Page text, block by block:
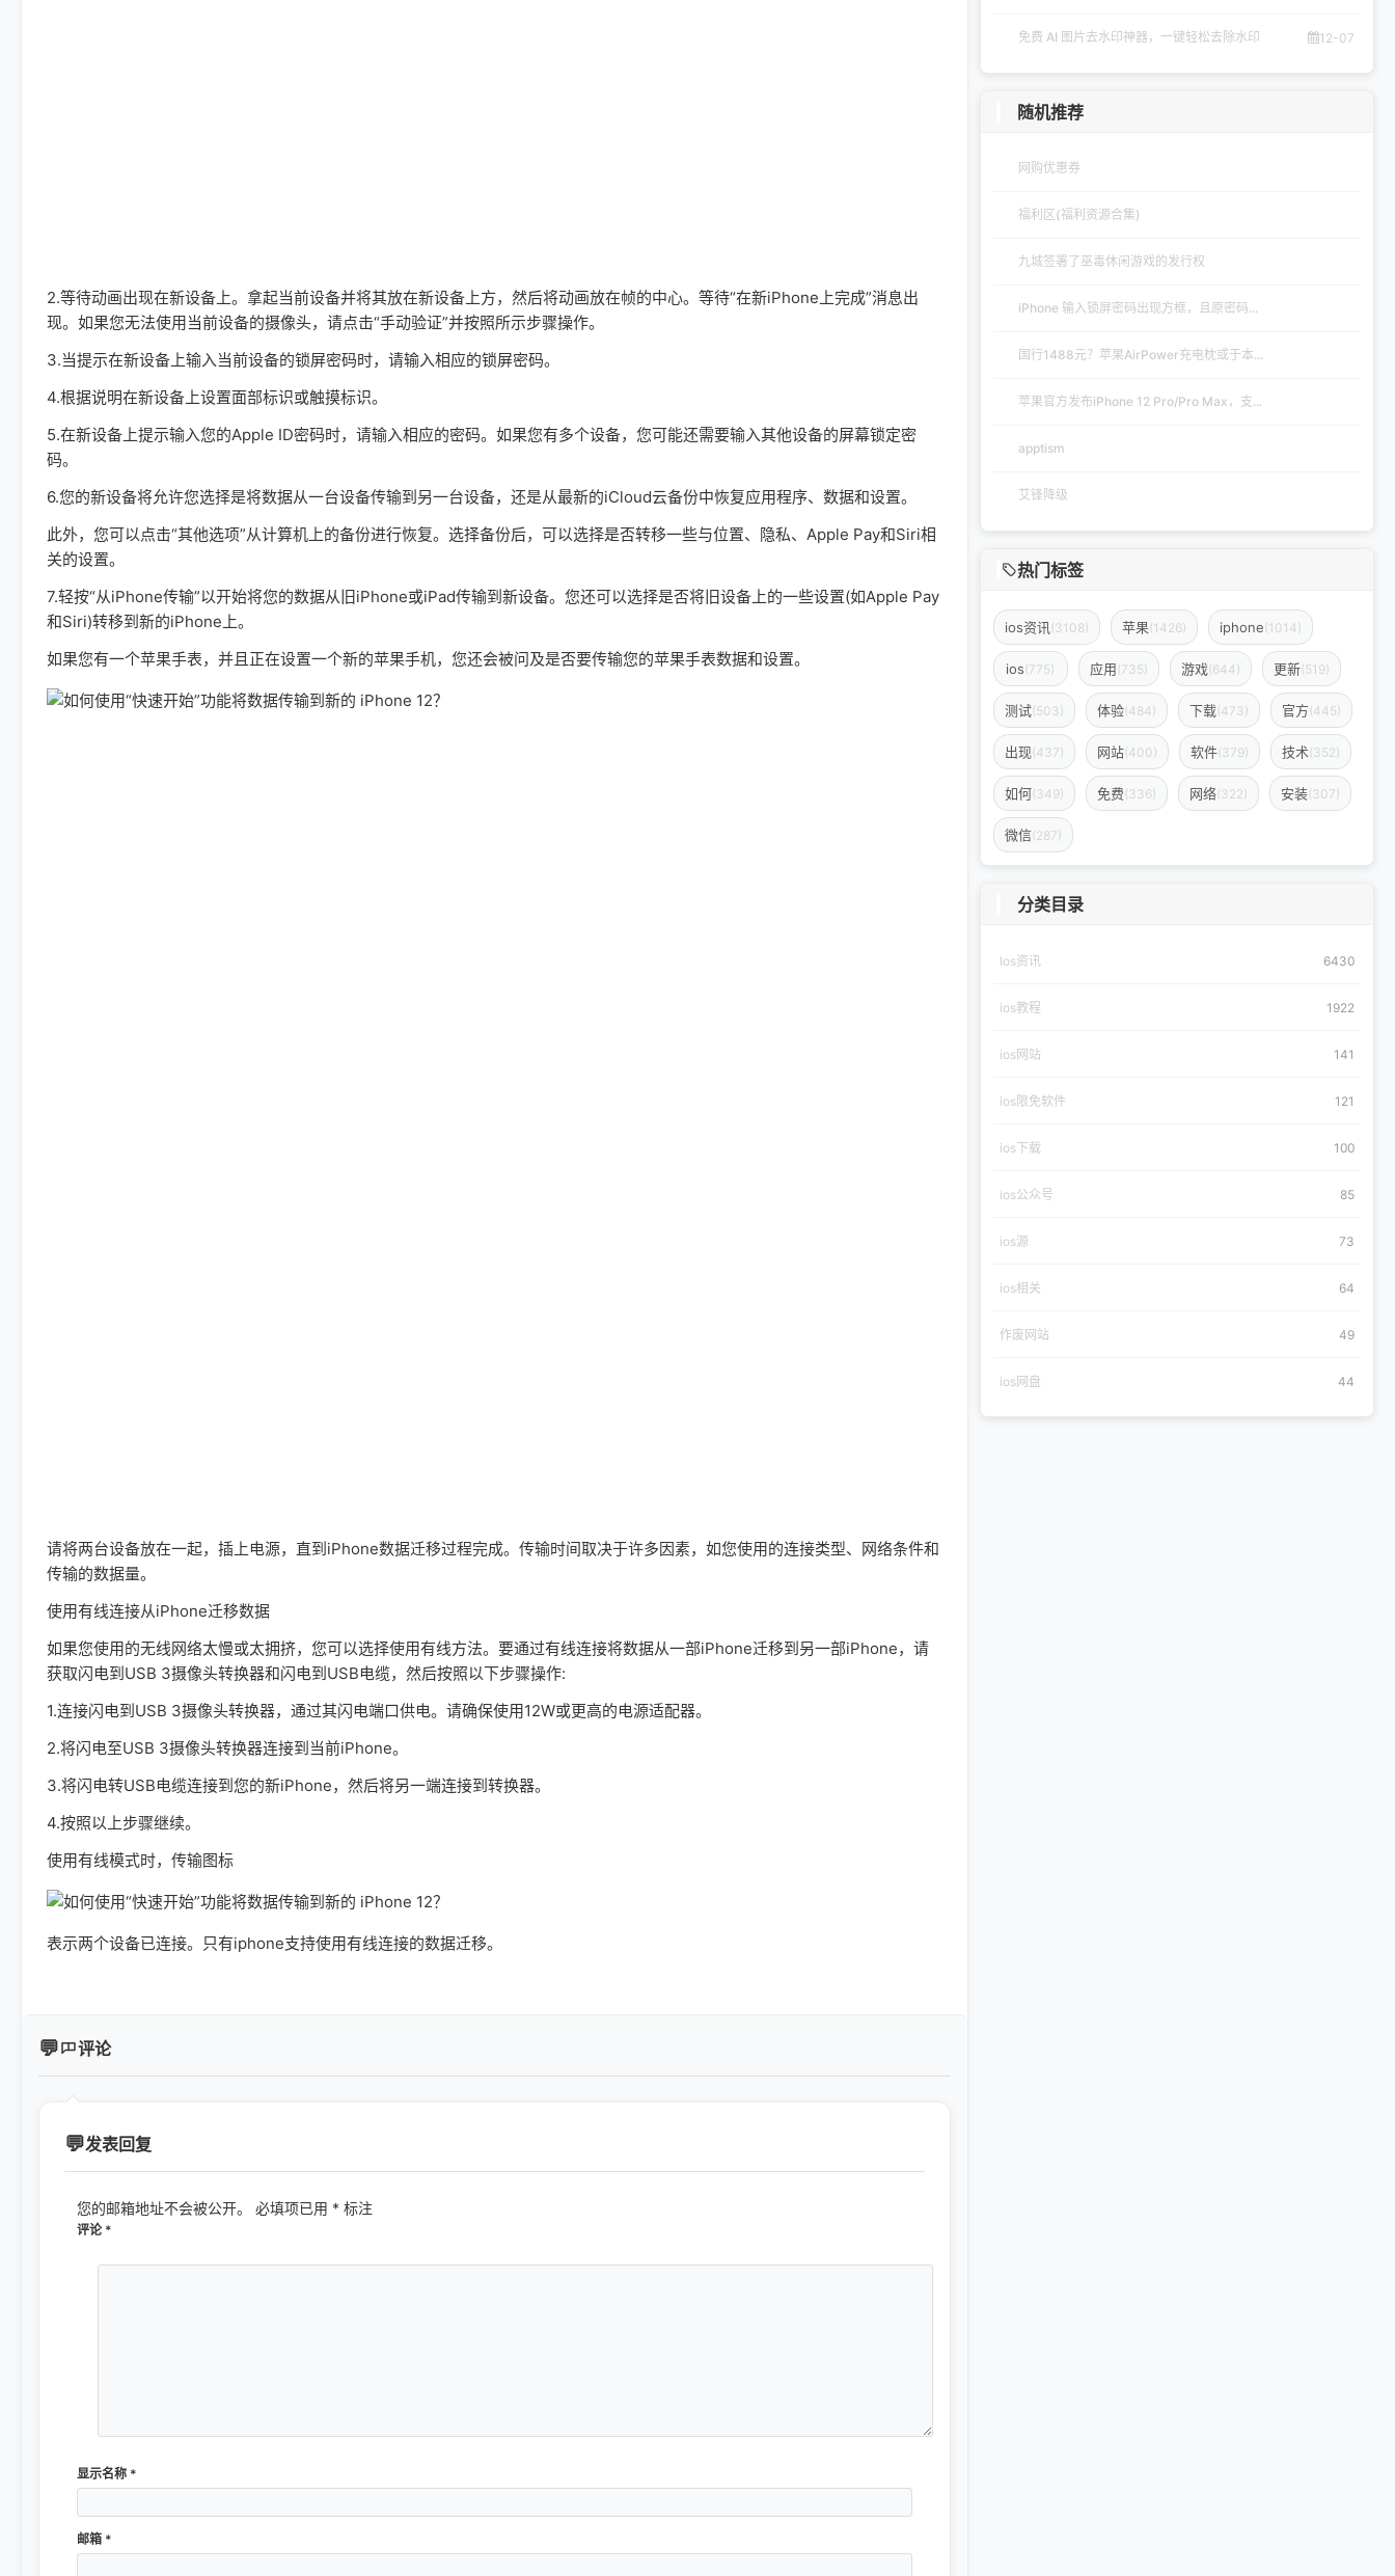
2.等待动画出现在新设备上。拿起当前设备并将其放在新设备上方，然后将动画放在帧的中心。等待“在新iPhone上完成”消息出
现。如果您无法使用当前设备的摄像头，请点击“手动验证”并按照所示步骤操作。
3.当提示在新设备上输入当前设备的锁屏密码时，请输入相应的锁屏密码。
4.根据说明在新设备上设置面部标识或触摸标识。
5.在新设备上提示输入您的Apple ID密码时，请输入相应的密码。如果您有多个设备，您可能还需要输入其他设备的屏幕锁定密
码。
6.您的新设备将允许您选择是将数据从一台设备传输到另一台设备，还是从最新的iCloud云备份中恢复应用程序、数据和设置。
此外，您可以点击“其他选项”从计算机上的备份进行恢复。选择备份后，可以选择是否转移一些与位置、隐私、Apple Pay和Siri相
关的设置。
7.轻按“从iPhone传输”以开始将您的数据从旧iPhone或iPad传输到新设备。您还可以选择是否将旧设备上的一些设置(如Apple Pay
和Siri)转移到新的iPhone上。
如果您有一个苹果手表，并且正在设置一个新的苹果手机，您还会被问及是否要传输您的苹果手表数据和设置。
请将两台设备放在一起，插上电源，直到iPhone数据迁移过程完成。传输时间取决于许多因素，如您使用的连接类型、网络条件和
传输的数据量。
使用有线连接从iPhone迁移数据
如果您使用的无线网络太慢或太拥挤，您可以选择使用有线方法。要通过有线连接将数据从一部iPhone迁移到另一部iPhone，请
获取闪电到USB 3摄像头转换器和闪电到USB电缆，然后按照以下步骤操作:
1.连接闪电到USB 3摄像头转换器，通过其闪电端口供电。请确保使用12W或更高的电源适配器。
2.将闪电至USB 3摄像头转换器连接到当前iPhone。
3.将闪电转USB电缆连接到您的新iPhone，然后将另一端连接到转换器。
4.按照以上步骤继续。
使用有线模式时，传输图标
表示两个设备已连接。只有iphone支持使用有线连接的数据迁移。
评论
发表回复
您的邮箱地址不会被公开。 必填项已用 * 标注
评论 *
显示名称 *
邮箱 *
免费 AI 图片去水印神器，一键轻松去除水印 12-07
随机推荐
网购优惠券
福利区(福利资源合集)
九城签署了巫毒休闲游戏的发行权
iPhone 输入锁屏密码出现方框，且原密码...
国行1488元？苹果AirPower充电枕或于本...
苹果官方发布iPhone 12 Pro/Pro Max，支...
apptism
艾锋降级
热门标签
ios资讯 (3108) 苹果(1426) iphone(1014)
ios(775) 应用(735) 游戏(644) 更新(519)
测试(503) 体验(484) 下载(473) 官方(445)
出现(437) 网站(400) 软件(379) 技术(352)
如何(349) 免费(336) 网络(322) 安装(307)
微信(287)
分类目录
Ios资讯 6430
ios教程 1922
ios网站 141
ios限免软件 121
ios下载 100
ios公众号 85
ios源 73
ios相关 64
作废网站 49
ios网盘 44